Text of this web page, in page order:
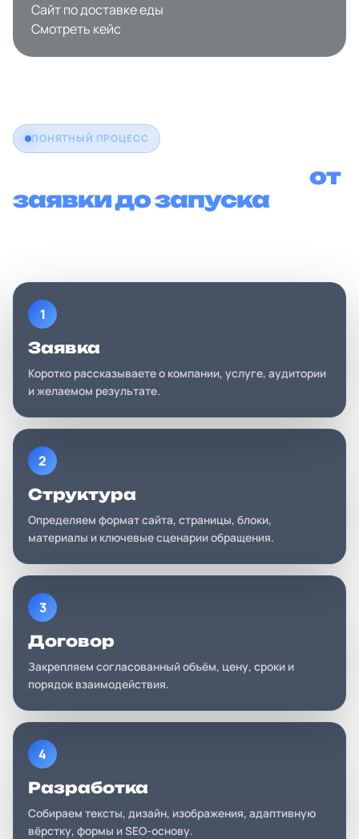
Сайт по доставке еды
Смотреть кейс
ПОНЯТНЫЙ ПРОЦЕСС
Как проходит работаот
заявки до запуска
1
Заявка
Коротко рассказываете о компании, услуге, аудитории
и желаемом результате.
2
Структура
Определяем формат сайта, страницы, блоки,
материалы и ключевые сценарии обращения.
3
Договор
Закрепляем согласованный объём, цену, сроки и
порядок взаимодействия.
4
Разработка
Собираем тексты, дизайн, изображения, адаптивную
вёрстку, формы и SEO-основу.